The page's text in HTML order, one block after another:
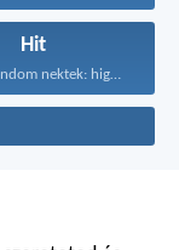
Hit
Ezért mondom nektek: higgyétek...